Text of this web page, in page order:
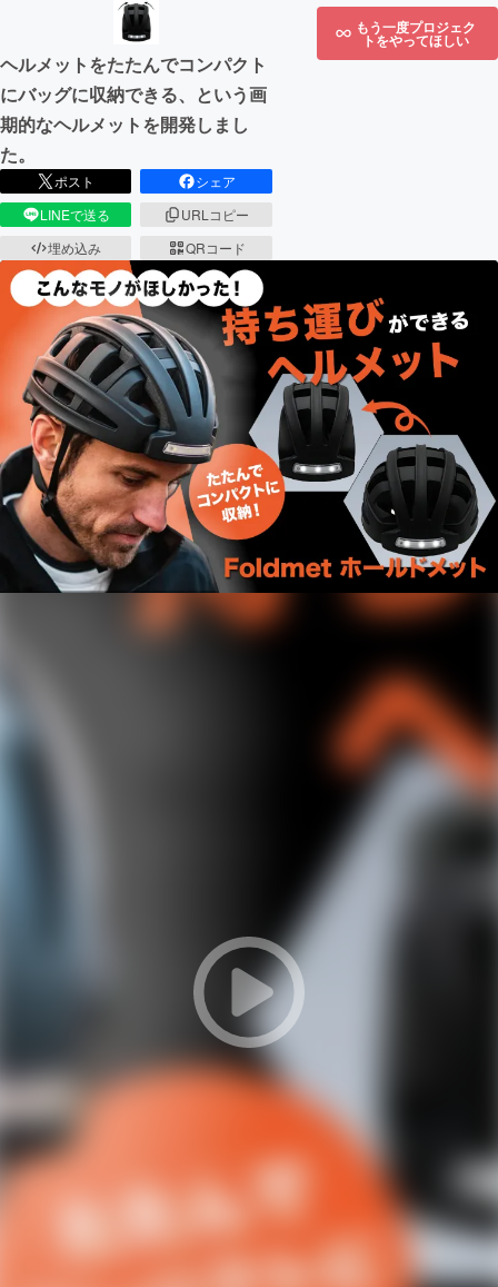
ヘルメットをたたんでコンパクト
にバッグに収納できる、という画
期的なヘルメットを開発しまし
た。
ポスト
シェア
LINEで送る
URLコピー
埋め込み
QRコード
もう一度プロジェク
トをやってほしい